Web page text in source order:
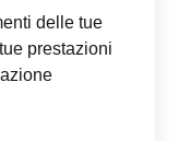
delle tue
prestazioni